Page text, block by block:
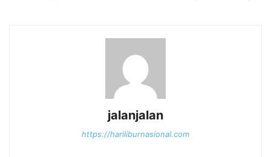
jalanjalan
https://hariliburnasional.com